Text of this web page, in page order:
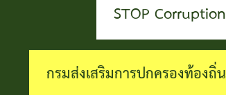
ตรวจ
สอบ
สาธารณสุข
และสิ่ง
ที่น่า
ช่อง
ทางการ
STOP Corruption
กรมส่งเสริมการปกครองท้องถิ่น